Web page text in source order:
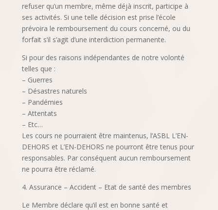
refuser qu’un membre, même déjà inscrit, participe à
ses activités. Si une telle décision est prise l’école
prévoira le remboursement du cours concerné, ou du
forfait s’il s’agit d’une interdiction permanente.
Si pour des raisons indépendantes de notre volonté
telles que :
– Guerres
– Désastres naturels
– Pandémies
– Attentats
– Etc…
Les cours ne pourraient être maintenus, l’ASBL L’EN-
DEHORS et L’EN-DEHORS ne pourront être tenus pour
responsables. Par conséquent aucun remboursement
ne pourra être réclamé.
4. Assurance – Accident – Etat de santé des membres
Le Membre déclare qu’il est en bonne santé et